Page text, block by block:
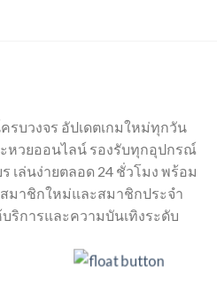
รบวงจร อัปเดตเกมใหม่ทุกวัน
หวยออนไลน์ รองรับทุกอุปกรณ์
เล่นง่ายตลอด 24 ชั่วโมง พร้อม
มาชิกใหม่และสมาชิกประจำ
ริการและความบันเทิงระดับ